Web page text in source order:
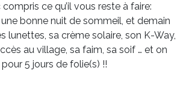
ce qu’il vous reste à faire:
bonne nuit de sommeil, et demain
lunettes, sa crème solaire, son K-Way,
au village, sa faim, sa soif … et on
5 jours de folie(s) !!